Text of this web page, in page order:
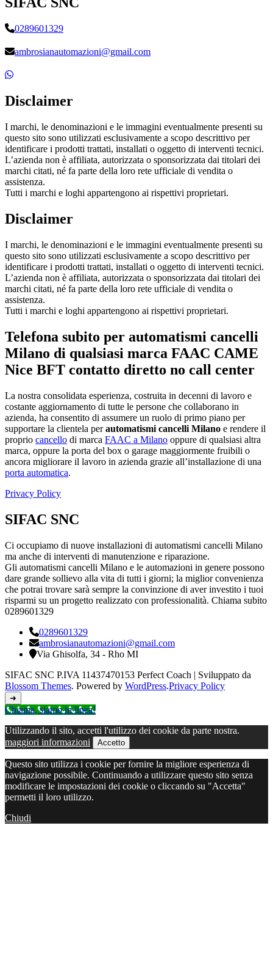
0289601329
ambrosianautomazioni@gmail.com
Disclaimer
I marchi, le denominazioni e le immagini eventualmente presenti su
questo sito sono utilizzati esclusivamente a scopo descrittivo per
identificare i prodotti trattati, installati o oggetto di interventi tecnici.
L’azienda non è affiliata, autorizzata o sponsorizzata dai titolari dei
marchi citati, né fa parte della loro rete ufficiale di vendita o
assistenza.
Tutti i marchi e loghi appartengono ai rispettivi proprietari.
Disclaimer
I marchi, le denominazioni e le immagini eventualmente presenti su
questo sito sono utilizzati esclusivamente a scopo descrittivo per
identificare i prodotti trattati, installati o oggetto di interventi tecnici.
L’azienda non è affiliata, autorizzata o sponsorizzata dai titolari dei
marchi citati, né fa parte della loro rete ufficiale di vendita o
assistenza.
Tutti i marchi e loghi appartengono ai rispettivi proprietari.
Telefona subito per automatismi cancelli
Milano di qualsiasi marca FAAC CAME
Nice BFT contatto diretto no call center
La nostra consolidata esperienza, costruita in decenni di lavoro e
costante aggiornamento di tutte le persone che collaborano in
azienda, ha consentito di assumere un ruolo di primo piano per
supportare la clientela perautomatismi cancelli Milano e rendere il
proprio cancello di marca FAAC a Milano oppure di qualsiasi altra
marca, oppure la porta del box o garage maggiormente fruibili o
ancora migliorare il lavoro in azienda grazie all’installazione di una
porta automatica.
Privacy Policy
SIFAC SNC
Ci occupiamo di nuove installazioni di automatismi cancelli Milano
ma anche di interventi di manutenzione e riparazione.
Gli automatismi cancelli Milano e le automazioni in genere possono
dare grande sollievo alla vita di tutti i giorni; la miglior convenienza
che potrai trovare sarà sempre la convinzione di aver investito i tuoi
risparmi su un progetto realizzato con professionalità. Chiama subito
0289601329
0289601329
ambrosianautomazioni@gmail.com
Via Ghisolfa, 34 - Rho MI
SIFAC SNC P.IVA 11437470153 Perfect Coach | Sviluppato da
Blossom Themes. Powered by WordPress.Privacy Policy
➜
Chiama, siamo in linea!
Utilizzando il sito, accetti l'utilizzo dei cookie da parte nostra.
maggiori informazioni
Accetto
Questo sito utilizza i cookie per fornire la migliore esperienza di
navigazione possibile. Continuando a utilizzare questo sito senza
modificare le impostazioni dei cookie o cliccando su "Accetta"
permetti il loro utilizzo.
Chiudi